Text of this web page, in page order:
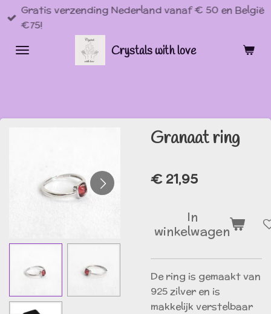
Ga
direct
Crystals with love
Gratis verzending Nederland vanaf € 50 en België
€75!
Granaat ring
€ 21,95
In
winkelwagen
De ring is gemaakt van
925 zilver en is
makkelijk verstelbaar